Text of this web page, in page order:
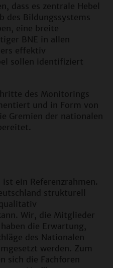
dass es zentrale Hebel
des Bildungssystems
eine breite
BNE in allen
effektiv
sollen identifiziert
des Monitorings
und in Form von
Gremien der nationalen
ein Referenzrahmen.
strukturell
Wir, die Mitglieder
die Erwartung,
des Nationalen
werden. Zum
sich die Fachforen